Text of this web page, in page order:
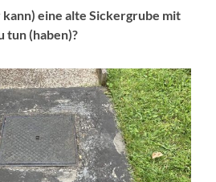
kann) eine alte Sickergrube mit
tun (haben)?